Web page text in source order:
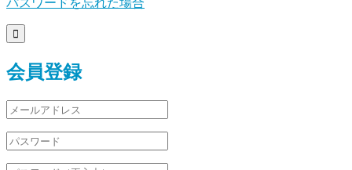

会員登録